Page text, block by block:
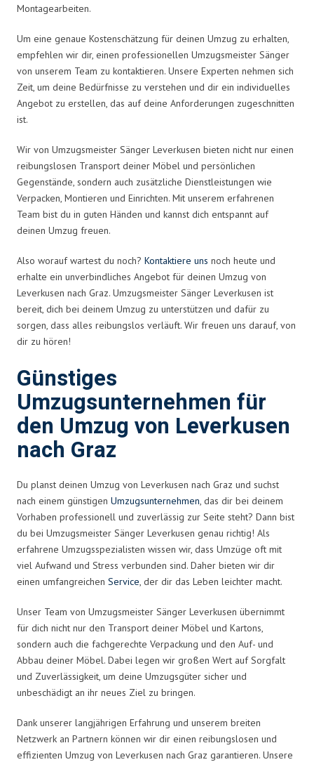
Montagearbeiten.
Um eine genaue Kostenschätzung für deinen Umzug zu erhalten,
empfehlen wir dir, einen professionellen Umzugsmeister Sänger
von unserem Team zu kontaktieren. Unsere Experten nehmen sich
Zeit, um deine Bedürfnisse zu verstehen und dir ein individuelles
Angebot zu erstellen, das auf deine Anforderungen zugeschnitten
ist.
Wir von Umzugsmeister Sänger Leverkusen bieten nicht nur einen
reibungslosen Transport deiner Möbel und persönlichen
Gegenstände, sondern auch zusätzliche Dienstleistungen wie
Verpacken, Montieren und Einrichten. Mit unserem erfahrenen
Team bist du in guten Händen und kannst dich entspannt auf
deinen Umzug freuen.
Also worauf wartest du noch? Kontaktiere uns noch heute und
erhalte ein unverbindliches Angebot für deinen Umzug von
Leverkusen nach Graz. Umzugsmeister Sänger Leverkusen ist
bereit, dich bei deinem Umzug zu unterstützen und dafür zu
sorgen, dass alles reibungslos verläuft. Wir freuen uns darauf, von
dir zu hören!
Günstiges
Umzugsunternehmen für
den Umzug von Leverkusen
nach Graz
Du planst deinen Umzug von Leverkusen nach Graz und suchst
nach einem günstigen Umzugsunternehmen, das dir bei deinem
Vorhaben professionell und zuverlässig zur Seite steht? Dann bist
du bei Umzugsmeister Sänger Leverkusen genau richtig! Als
erfahrene Umzugsspezialisten wissen wir, dass Umzüge oft mit
viel Aufwand und Stress verbunden sind. Daher bieten wir dir
einen umfangreichen Service, der dir das Leben leichter macht.
Unser Team von Umzugsmeister Sänger Leverkusen übernimmt
für dich nicht nur den Transport deiner Möbel und Kartons,
sondern auch die fachgerechte Verpackung und den Auf- und
Abbau deiner Möbel. Dabei legen wir großen Wert auf Sorgfalt
und Zuverlässigkeit, um deine Umzugsgüter sicher und
unbeschädigt an ihr neues Ziel zu bringen.
Dank unserer langjährigen Erfahrung und unserem breiten
Netzwerk an Partnern können wir dir einen reibungslosen und
effizienten Umzug von Leverkusen nach Graz garantieren. Unsere